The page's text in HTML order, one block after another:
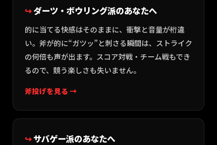
ダーツ・ボウリング派のあなたへ
的に当てる快感はそのままに、衝撃と音量が桁違
い。斧が的に“ガツッ”と刺さる瞬間は、ストライク
の何倍も声が出ます。スコア対戦・チーム戦もでき
るので、競う楽しさも失いません。
斧投げを見る →
サバゲー派のあなたへ